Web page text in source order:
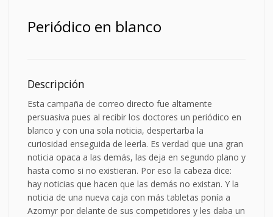
Periódico en blanco
Descripción
Esta campaña de correo directo fue altamente
persuasiva pues al recibir los doctores un periódico en
blanco y con una sola noticia, despertarba la
curiosidad enseguida de leerla. Es verdad que una gran
noticia opaca a las demás, las deja en segundo plano y
hasta como si no existieran. Por eso la cabeza dice:
hay noticias que hacen que las demás no existan. Y la
noticia de una nueva caja con más tabletas ponía a
Azomyr por delante de sus competidores y les daba un